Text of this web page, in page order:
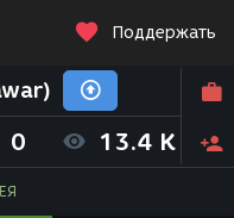
Поддержать
0 13.4 K